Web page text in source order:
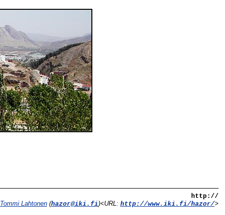
http://
Tommi Lahtonen(hazor@iki.fi)<URL: http://www.iki.fi/hazor/>